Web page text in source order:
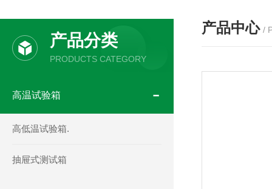
产品分类
PRODUCTS CATEGORY
高温试验箱
高低温试验箱.
抽屉式测试箱
产品中心 /